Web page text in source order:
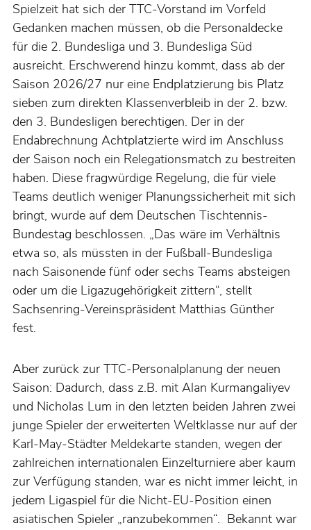
Spielzeit hat sich der TTC-Vorstand im Vorfeld
Gedanken machen müssen, ob die Personaldecke
für die 2. Bundesliga und 3. Bundesliga Süd
ausreicht. Erschwerend hinzu kommt, dass ab der
Saison 2026/27 nur eine Endplatzierung bis Platz
sieben zum direkten Klassenverbleib in der 2. bzw.
den 3. Bundesligen berechtigen. Der in der
Endabrechnung Achtplatzierte wird im Anschluss
der Saison noch ein Relegationsmatch zu bestreiten
haben. Diese fragwürdige Regelung, die für viele
Teams deutlich weniger Planungssicherheit mit sich
bringt, wurde auf dem Deutschen Tischtennis-
Bundestag beschlossen. „Das wäre im Verhältnis
etwa so, als müssten in der Fußball-Bundesliga
nach Saisonende fünf oder sechs Teams absteigen
oder um die Ligazugehörigkeit zittern“, stellt
Sachsenring-Vereinspräsident Matthias Günther
fest.
Aber zurück zur TTC-Personalplanung der neuen
Saison: Dadurch, dass z.B. mit Alan Kurmangaliyev
und Nicholas Lum in den letzten beiden Jahren zwei
junge Spieler der erweiterten Weltklasse nur auf der
Karl-May-Städter Meldekarte standen, wegen der
zahlreichen internationalen Einzelturniere aber kaum
zur Verfügung standen, war es nicht immer leicht, in
jedem Ligaspiel für die Nicht-EU-Position einen
asiatischen Spieler „ranzubekommen“. Bekannt war